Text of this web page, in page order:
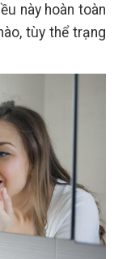
này hoàn toàn
tùy thể trạng